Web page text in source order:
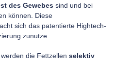
des Gewebes sind und bei
können. Diese
sich das patentierte Hightech-
zunutze.
werden die Fettzellen selektiv